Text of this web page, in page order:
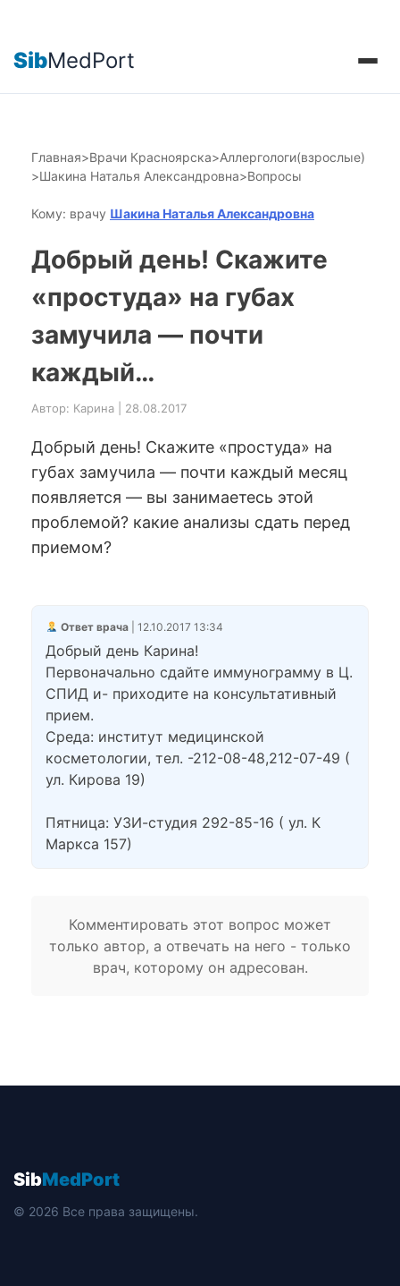
SibMedPort
Главная>Врачи Красноярска>Аллергологи(взрослые)
>Шакина Наталья Александровна>Вопросы
Кому: врачу Шакина Наталья Александровна
Добрый день! Скажите
«простуда» на губах
замучила — почти
каждый…
Автор: Карина | 28.08.2017
Добрый день! Скажите «простуда» на
губах замучила — почти каждый месяц
появляется — вы занимаетесь этой
проблемой? какие анализы сдать перед
приемом?
Ответ врача| 12.10.2017 13:34
Добрый день Карина!
Первоначально сдайте иммунограмму в Ц.
СПИД и- приходите на консультативный
прием.
Среда: институт медицинской
косметологии, тел. -212-08-48,212-07-49 (
ул. Кирова 19)
Пятница: УЗИ-студия 292-85-16 ( ул. К
Маркса 157)
Комментировать этот вопрос может
только автор, а отвечать на него - только
врач, которому он адресован.
SibMedPort
© 2026 Все права защищены.